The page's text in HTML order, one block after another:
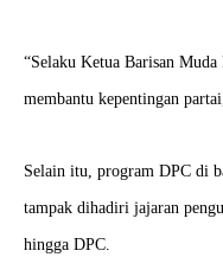
“Selaku Ketua Barisan
membantu kepentingan
Selain itu, program DPC di
tampak dihadiri jajaran
hingga DPC.